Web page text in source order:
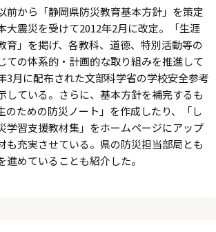
前から「静岡県防災教育基本方針」を策定
大震災を受けて2012年2月に改定。「生涯
育」を掲げ、各教科、道徳、特別活動等の
ての体系的・計画的な取り組みを推進して
3月に配布された文部科学省の学校安全参考
している。さらに、基本方針を補完するも
のための防災ノート」を作成したり、「し
学習支援教材集」をホームページにアップ
も充実させている。県の防災担当部局とも
進めていることも紹介した。